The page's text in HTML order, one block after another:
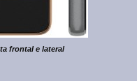
frontal e lateral